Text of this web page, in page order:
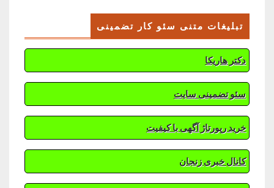
تبلیغات متنی سئو کار تضمینی
دکتر هاریکا
سئو تضمینی سایت
خرید رپورتاژ آگهی با کیفیت
کانال خبری زنجان